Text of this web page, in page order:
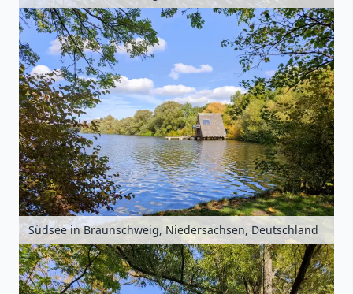
Südsee in Braunschweig, Niedersachsen, Deutschland